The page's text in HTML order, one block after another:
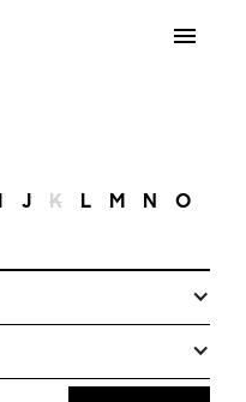
I J K L M N O